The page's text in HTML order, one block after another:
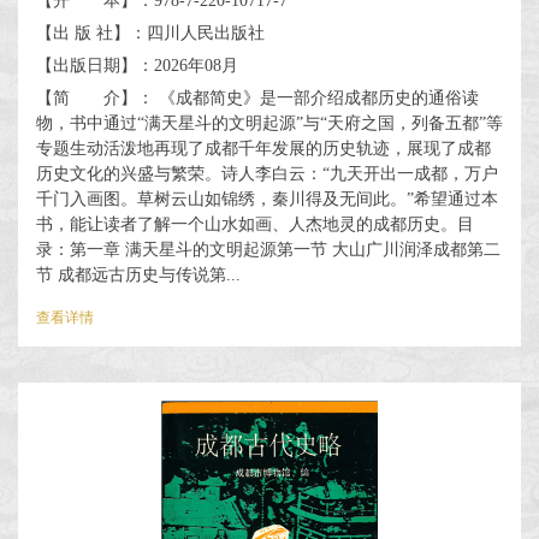
【出 版 社】：四川人民出版社
【出版日期】：2026年08月
【简 介】： 《成都简史》是一部介绍成都历史的通俗读
物，书中通过“满天星斗的文明起源”与“天府之国，列备五都”等
专题生动活泼地再现了成都千年发展的历史轨迹，展现了成都
历史文化的兴盛与繁荣。诗人李白云：“九天开出一成都，万户
千门入画图。草树云山如锦绣，秦川得及无间此。”希望通过本
书，能让读者了解一个山水如画、人杰地灵的成都历史。目
录：第一章 满天星斗的文明起源第一节 大山广川润泽成都第二
节 成都远古历史与传说第...
查看详情